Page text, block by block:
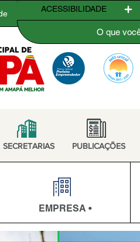
ACESSIBILIDADE
SECRETARIAS PUBLICAÇÕES
EMPRESA •